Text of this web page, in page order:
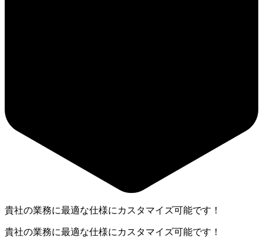
貴社の業務に最適な仕様にカスタマイズ可能です！
貴社の業務に最適な仕様にカスタマイズ可能です！